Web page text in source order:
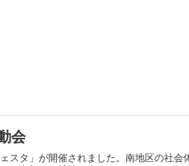
会
スタ」が開催されました。南地区の社会